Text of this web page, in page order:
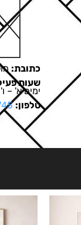
כתובת:
שעות
ימים א' –
טלפון: